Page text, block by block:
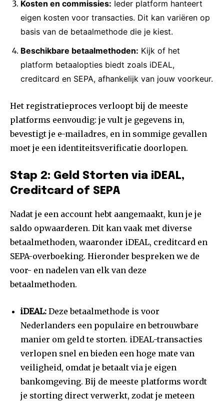
Kosten en commissies: Ieder platform hanteert
eigen kosten voor transacties. Dit kan variëren op
basis van de betaalmethode die je kiest.
Beschikbare betaalmethoden: Kijk of het
platform betaalopties biedt zoals iDEAL,
creditcard en SEPA, afhankelijk van jouw voorkeur.
Het registratieproces verloopt bij de meeste
platforms eenvoudig: je vult je gegevens in,
bevestigt je e-mailadres, en in sommige gevallen
moet je een identiteitsverificatie doorlopen.
Stap 2: Geld Storten via iDEAL,
Creditcard of SEPA
Nadat je een account hebt aangemaakt, kun je je
saldo opwaarderen. Dit kan vaak met diverse
betaalmethoden, waaronder iDEAL, creditcard en
SEPA-overboeking. Hieronder bespreken we de
voor- en nadelen van elk van deze
betaalmethoden.
iDEAL: Deze betaalmethode is voor
Nederlanders een populaire en betrouwbare
manier om geld te storten. iDEAL-transacties
verlopen snel en bieden een hoge mate van
veiligheid, omdat je betaalt via je eigen
bankomgeving. Bij de meeste platforms wordt
je storting direct verwerkt, zodat je meteen